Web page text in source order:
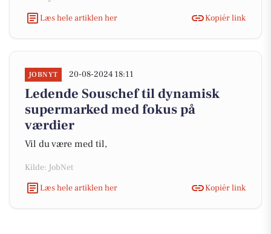
Læs hele artiklen her
Kopiér link
JOBNYT 20-08-2024 18:11
Ledende Souschef til dynamisk
supermarked med fokus på
værdier
Vil du være med til,
Kilde: JobNet
Læs hele artiklen her
Kopiér link